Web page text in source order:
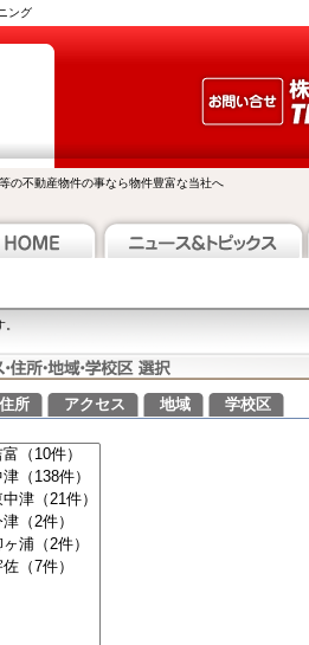
ング
の不動産物件の事なら物件豊富な当社へ
住所 アクセス 地域 学校区